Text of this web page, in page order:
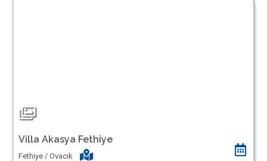
Villa Akasya Fethiye
Fethiye / Ovacık